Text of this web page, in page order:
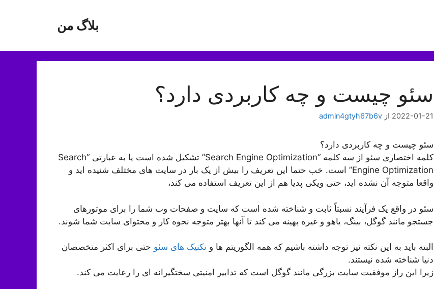
بلاگ من
سئو چیست و چه کاربردی دارد؟
2022-01-21 از admin4gtyh67b6v
سئو چیست و چه کاربردی دارد؟
کلمه اختصاری سئو از سه کلمه “Search Engine Optimization” تشکیل شده است یا به عبارتی “Search
Engine Optimization” است. خب حتما این تعریف را بیش از یک بار در سایت های مختلف شنیده اید و
واقعا متوجه آن نشده اید، حتی ویکی پدیا هم از این تعریف استفاده می کند،
سئو در واقع یک فرآیند نسبتاً ثابت و شناخته شده است که سایت و صفحات وب شما را برای موتورهای
جستجو مانند گوگل، بینگ، یاهو و غیره بهینه می کند تا آنها بهتر متوجه نحوه کار و محتوای سایت شما شوند.
البته باید به این نکته نیز توجه داشته باشیم که همه الگوریتم ها و تکنیک های سئو حتی برای اکثر متخصصان
دنیا شناخته شده نیستند.
زیرا این راز موفقیت سایت بزرگی مانند گوگل است که تدابیر امنیتی سختگیرانه ای را رعایت می کند.